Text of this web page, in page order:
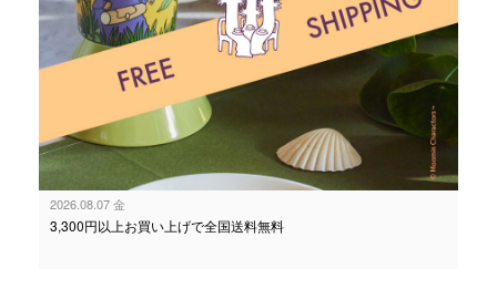
2026.08.07 金
3,300円以上お買い上げで全国送料無料